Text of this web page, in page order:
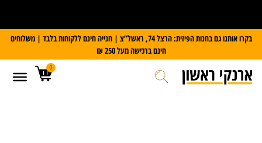
על כל מזוודת Slazenger קבלו משקל דיגיטלי במתנה
בקרו אותנו גם בחנות הפיזית: הרצל 74, ראשל”צ | חנייה חינם ללקוחות בלבד | משלוחים
חינם ברכישה מעל 250 ₪
0